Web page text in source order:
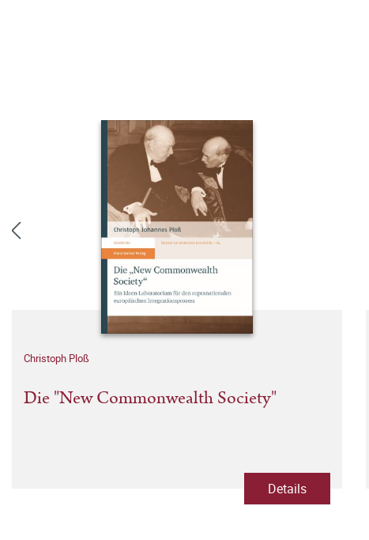
Christoph Ploß
Die "New Commonwealth Society"
Details